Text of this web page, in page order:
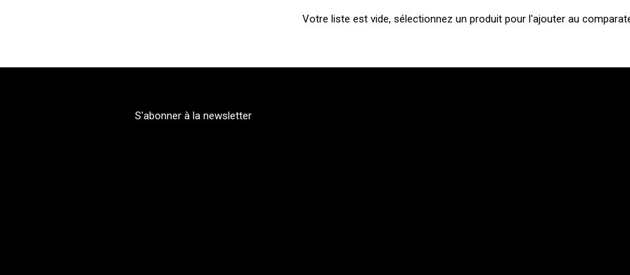
Votre liste est vide, sélectionnez un produit pour l'ajouter au
S'abonner à la newsletter